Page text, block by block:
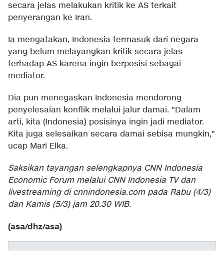
secara jelas melakukan kritik ke AS terkait
penyerangan ke Iran.
Ia mengatakan, Indonesia termasuk dari negara
yang belum melayangkan kritik secara jelas
terhadap AS karena ingin berposisi sebagai
mediator.
Dia pun menegaskan Indonesia mendorong
penyelesaian konflik melalui jalur damai. "Dalam
arti, kita (Indonesia) posisinya ingin jadi mediator.
Kita juga selesaikan secara damai sebisa mungkin,"
ucap Mari Elka.
Saksikan tayangan selengkapnya CNN Indonesia
Economic Forum melalui CNN Indonesia TV dan
livestreaming di cnnindonesia.com pada Rabu (4/3)
dan Kamis (5/3) jam 20.30 WIB.
(asa/dhz/asa)